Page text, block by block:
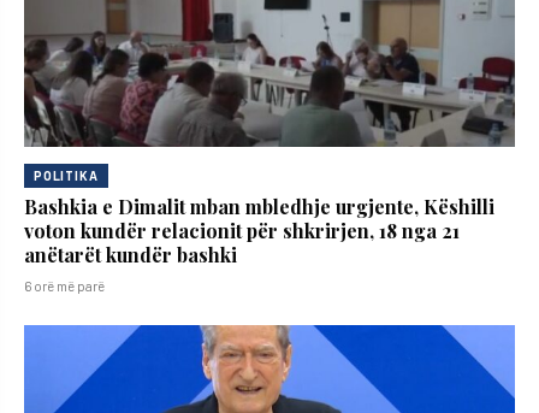
POLITIKA
Bashkia e Dimalit mban mbledhje urgjente, Këshilli
voton kundër relacionit për shkrirjen, 18 nga 21
anëtarët kundër bashki
6 orë më parë